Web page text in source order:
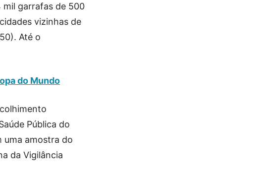
mil garrafas de 500
vizinhas de
Até o
do Mundo
Pública do
uma amostra do
da Vigilância